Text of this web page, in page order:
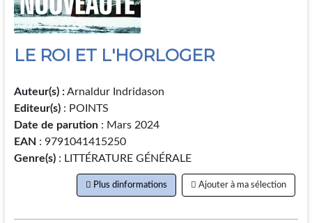
LE ROI ET L'HORLOGER
Auteur(s) :Arnaldur Indridason
Editeur(s) : POINTS
Date de parution: Mars 2024
EAN : 9791041415250
Genre(s): LITTÉRATURE GÉNÉRALE
Plus dinformations Ajouter à ma sélection